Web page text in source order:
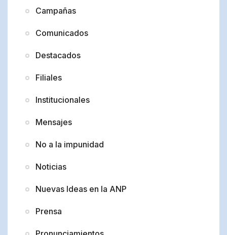
Campañas
Comunicados
Destacados
Filiales
Institucionales
Mensajes
No a la impunidad
Noticias
Nuevas Ideas en la ANP
Prensa